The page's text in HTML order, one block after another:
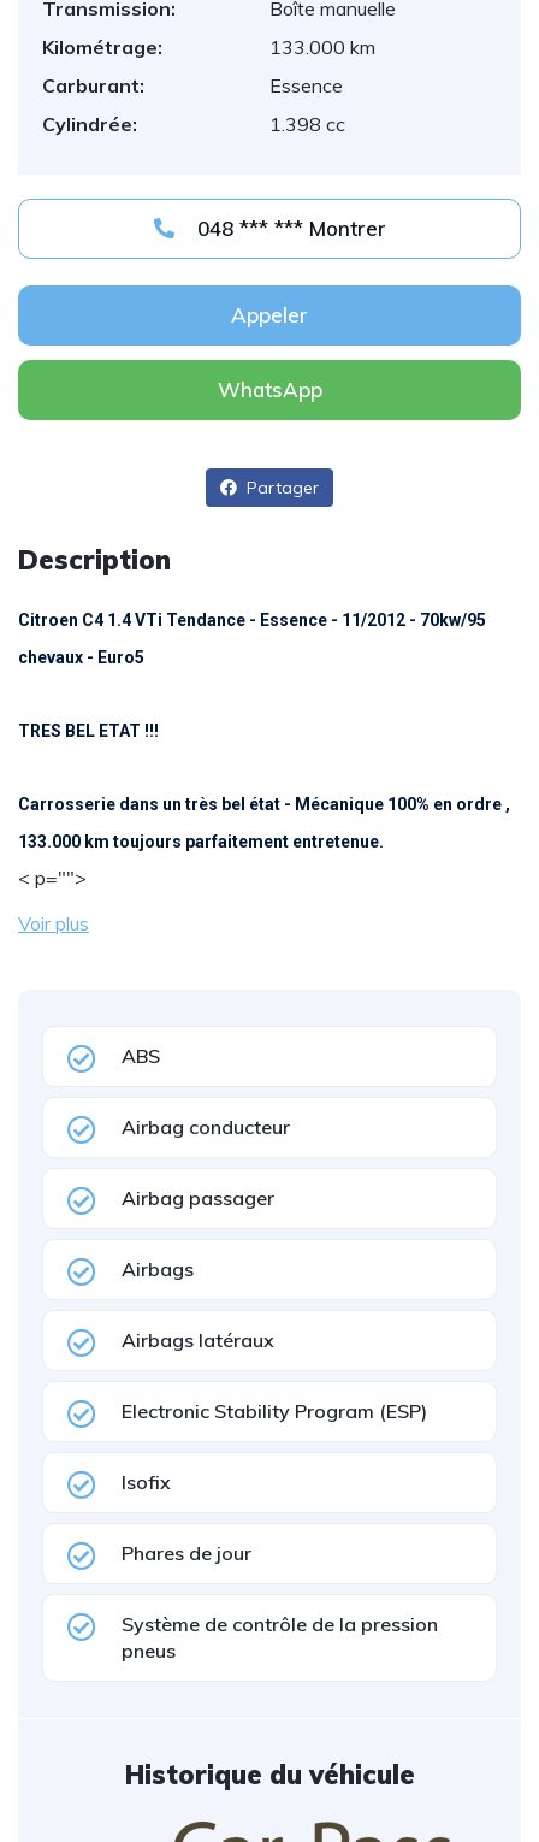
Transmission:
Boîte manuelle
Kilométrage:
133.000 km
Carburant:
Essence
Cylindrée:
1.398 cc
048 *** *** Montrer
Appeler
WhatsApp
Partager
Description
Citroen C4 1.4 VTi Tendance - Essence - 11/2012 - 70kw/95
chevaux - Euro5
TRES BEL ETAT !!!
Carrosserie dans un très bel état - Mécanique 100% en ordre ,
133.000 km toujours parfaitement entretenue.
< p="">
Voir plus
ABS
Airbag conducteur
Airbag passager
Airbags
Airbags latéraux
Electronic Stability Program (ESP)
Isofix
Phares de jour
Système de contrôle de la pression
pneus
Historique du véhicule